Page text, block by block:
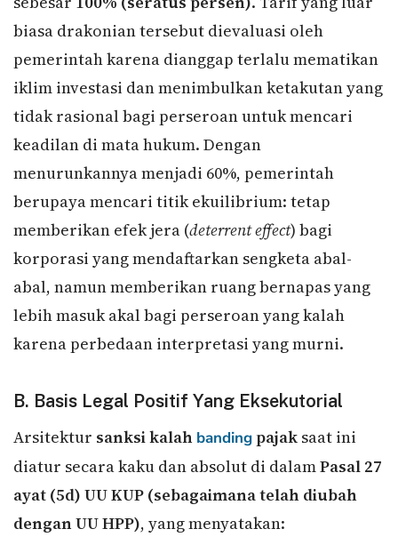
biasa drakonian tersebut dievaluasi oleh
pemerintah karena dianggap terlalu mematikan
iklim investasi dan menimbulkan ketakutan yang
tidak rasional bagi perseroan untuk mencari
keadilan di mata hukum. Dengan
menurunkannya menjadi 60%, pemerintah
berupaya mencari titik ekuilibrium: tetap
memberikan efek jera (deterrent effect) bagi
korporasi yang mendaftarkan sengketa abal-
abal, namun memberikan ruang bernapas yang
lebih masuk akal bagi perseroan yang kalah
karena perbedaan interpretasi yang murni.
B. Basis Legal Positif Yang Eksekutorial
Arsitektur sanksi kalah bandingpajak saat ini
diatur secara kaku dan absolut di dalamPasal 27
ayat (5d) UU KUP (sebagaimana telah diubah
dengan UU HPP), yang menyatakan: